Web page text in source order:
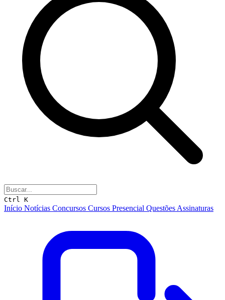
Ctrl K
Início Notícias Concursos Cursos Presencial Questões Assinaturas